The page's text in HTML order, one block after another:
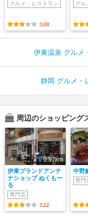
グルメ・レストラン
3.08
グル
伊東温泉 グルメ
静岡 グルメ・
周辺のショッピング
0.57km
伊東ブランドアンテ
ナショップ ぬくもー
る
専門店
3.22
中野
専門